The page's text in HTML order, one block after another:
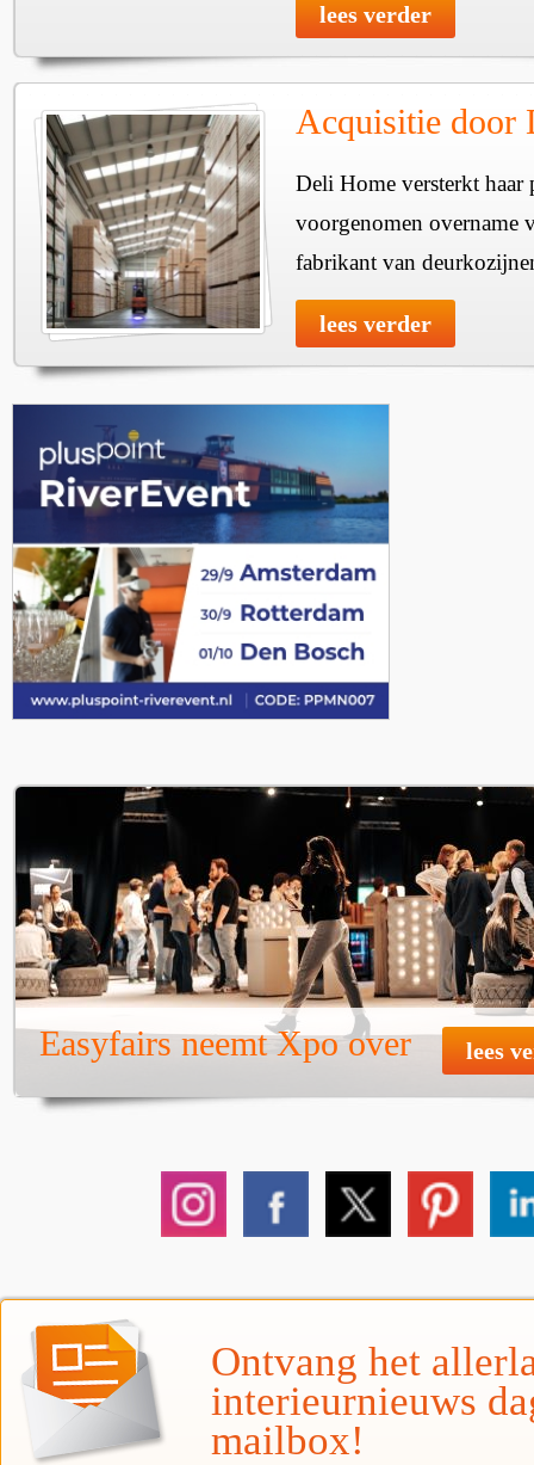
lees verder
Acquisitie door
Deli Home versterkt haar
voorgenomen overname
fabrikant van
lees verder
Easyfairs neemt Xpo over lees
Ontvang het
interieurnieuws
mailbox!